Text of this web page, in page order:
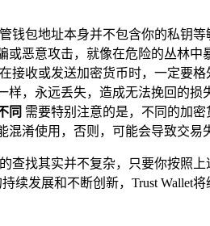
钱包地址本身并不包含你的私钥
或恶意攻击，就像在危险的丛林中
在接收或发送加密货币时，一定要
样，永远丢失，造成无法挽回的损
同 需要特别注意的是，不同的加
混淆使用，否则，可能会导致交易
的查找其实并不复杂，只要你按照
持续发展和不断创新，Trust Wallet